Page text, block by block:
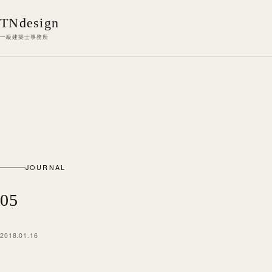
TNdesign
一級建築士事務所
JOURNAL
05
2018.01.16